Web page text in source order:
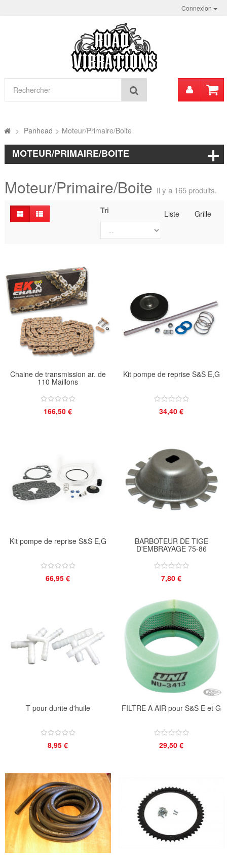
Connexion
Mon
> Panhead > Moteur/Primaire/Boite
MOTEUR/PRIMAIRE/BOITE
Moteur/Primaire/Boite Il y a 165 produits.
Liste Grille
Tri
Chaine de transmission ar. de
110 Maillons
166,50 €
Kit pompe de reprise S&S E,G
34,40 €
Kit pompe de reprise S&S E,G
66,95 €
BARBOTEUR DE TIGE
D'EMBRAYAGE 75-86
7,80 €
T pour durite d'huile
8,95 €
FILTRE A AIR pour S&S E et G
29,50 €